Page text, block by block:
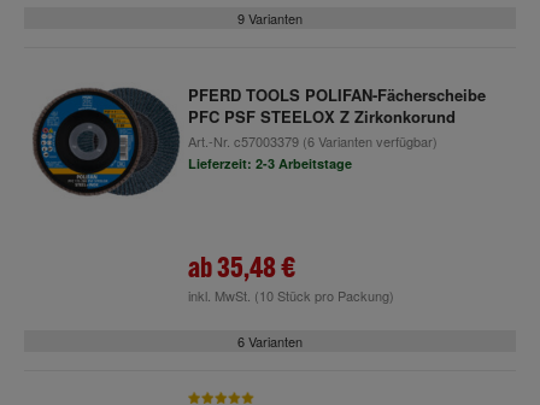
9 Varianten
PFERD TOOLS POLIFAN-Fächerscheibe
PFC PSF STEELOX Z Zirkonkorund
Art.-Nr. c57003379(6 Varianten verfügbar)
Lieferzeit: 2-3 Arbeitstage
ab35,48 €
inkl. MwSt. (10 Stück pro Packung)
6 Varianten